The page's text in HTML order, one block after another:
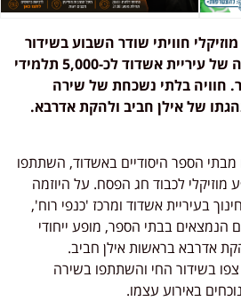
חוויתי שודר השבוע בשידור
חי, היישר מחדר המועצה של עיריית אשדוד לכ-5,000 תלמידי
חוויה בלתי נשכחת של שירה
של אילן חביב ולהקת אדרבא.
תלמידים מבתי הספר היסודיים באשדוד, השתתפו
לכבוד חג הפסח. על היוזמה
בעיריית אשדוד ומרכז 'כנפי רוח',
הנמצאים בבתי הספר, מופע ייחודי
אדרבא בראשות אילן חביב.
בשידור החי והשתתפו בשירה
באירוע עצמו.